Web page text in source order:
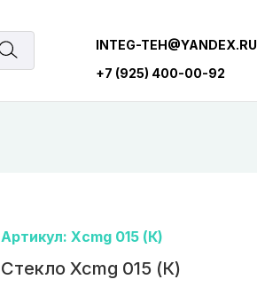
INTEG-TEH@YANDEX.RU
+7 (925) 400-00-92
Артикул: Xcmg 015 (К)
Стекло Xcmg 015 (К)